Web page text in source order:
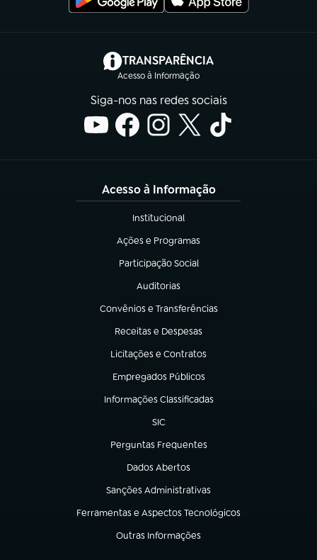
TRANSPARÊNCIA
Acesso à Informação
(abre em nova aba)
Siga-nos nas redes sociais
Acesso à Informação
Institucional
(abre em nova aba)
Ações e Programas
(abre em nova aba)
Participação Social
(abre em nova aba)
Auditorias
(abre em nova aba)
Convênios e Transferências
(abre em nova aba)
Receitas e Despesas
(abre em nova aba)
Licitações e Contratos
(abre em nova aba)
Empregados Públicos
(abre em nova aba)
Informações Classificadas
(abre em nova aba)
SIC
(abre em nova aba)
Perguntas Frequentes
(abre em nova aba)
Dados Abertos
(abre em nova aba)
Sanções Administrativas
(abre em nova aba)
Ferramentas e Aspectos Tecnológicos
(abre em nova aba)
Outras Informações
(abre em nova aba)